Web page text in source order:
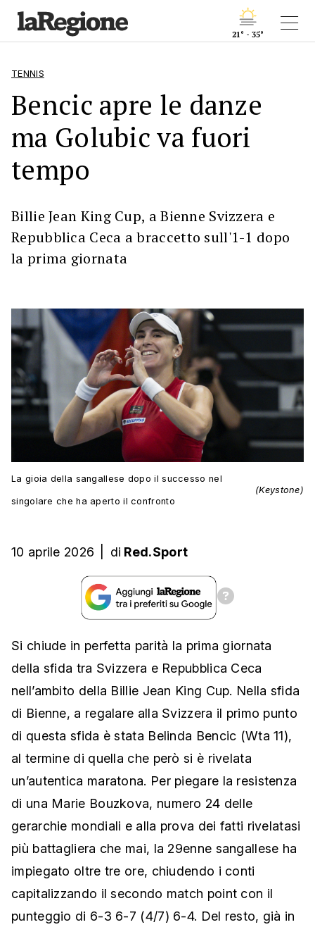
21° - 35°
TENNIS
Bencic apre le danze
ma Golubic va fuori
tempo
Billie Jean King Cup, a Bienne Svizzera e
Repubblica Ceca a braccetto sull'1-1 dopo
la prima giornata
La gioia della sangallese dopo il successo nel
singolare che ha aperto il confronto
(Keystone)
10 aprile 2026 di Red.Sport
Si chiude in perfetta parità la prima giornata
della sfida tra Svizzera e Repubblica Ceca
nell’ambito della Billie Jean King Cup. Nella sfida
di Bienne, a regalare alla Svizzera il primo punto
di questa sfida è stata Belinda Bencic (Wta 11),
al termine di quella che però si è rivelata
un’autentica maratona. Per piegare la resistenza
di una Marie Bouzkova, numero 24 delle
gerarchie mondiali e alla prova dei fatti rivelatasi
più battagliera che mai, la 29enne sangallese ha
impiegato oltre tre ore, chiudendo i conti
capitalizzando il secondo match point con il
punteggio di 6-3 6-7 (4/7) 6-4. Del resto, già in